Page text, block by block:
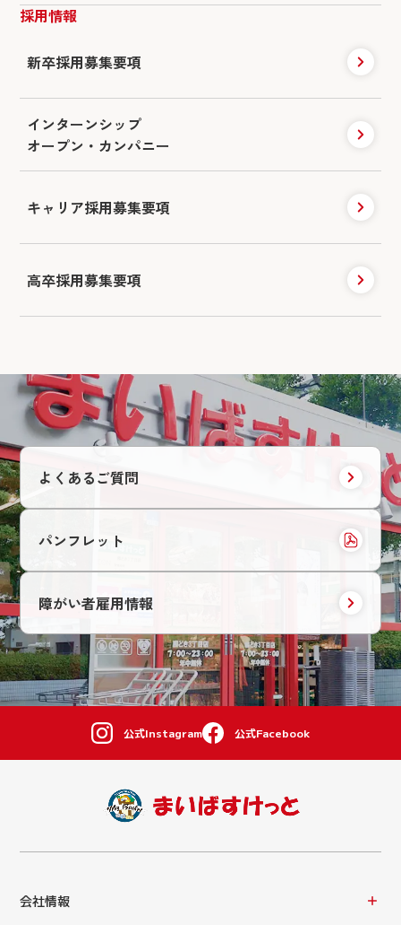
採用情報
新卒採用募集要項
インターンシップ
オープン・カンパニー
キャリア採用募集要項
高卒採用募集要項
よくあるご質問
パンフレット
障がい者雇用情報
公式Instagram 公式Facebook
会社情報